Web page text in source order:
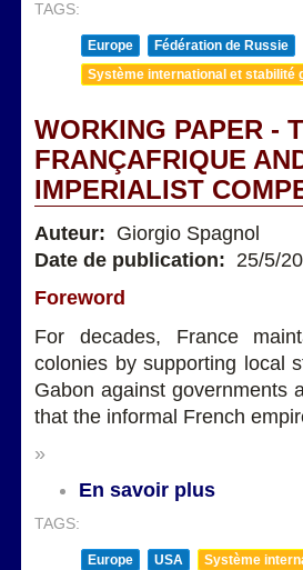
TAGS:
Europe
Fédération de Russie
Système international et stabilité
WORKING PAPER -
FRANÇAFRIQUE
IMPERIALIST
Auteur: Giorgio Spagnol
Date de publication: 25/5/
Foreword
For decades, France
colonies by supporting local
Gabon against governments
that the informal French
»
En savoir plus
TAGS:
Europe USA
Système